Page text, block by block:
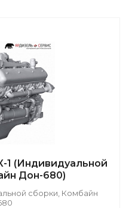
(Индивидуальной
Дон-680)
сборки, Комбайн